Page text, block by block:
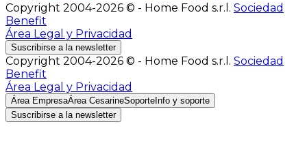
Copyright 2004-2026 © - Home Food s.r.l. Sociedad
Benefit
Área Legal y Privacidad
Suscribirse a la newsletter
Copyright 2004-2026 © - Home Food s.r.l. Sociedad
Benefit
Área Legal y Privacidad
Área EmpresaÁrea CesarineSoporte Info y soporte
Suscribirse a la newsletter